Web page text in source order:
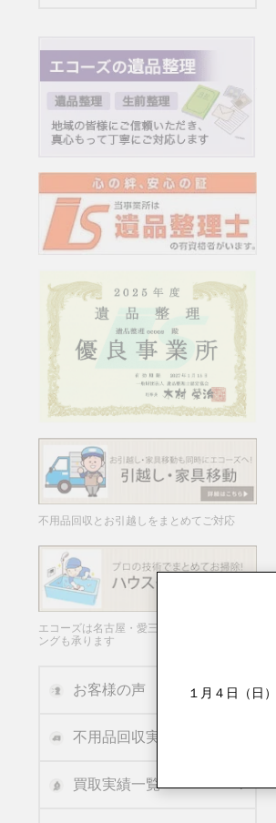
不用品回収とお引越しをまとめてご対応
エコーズは名古屋・愛三岐でハウスクリーニ
ングも承ります
お客様の声
不用品回収実績
買取実績一覧
１月４日（日